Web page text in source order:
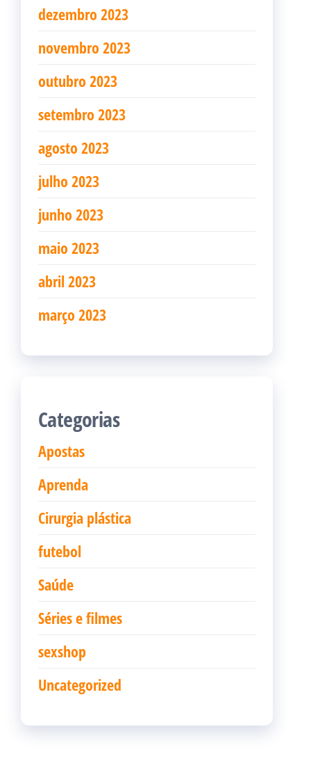
dezembro 2023
novembro 2023
outubro 2023
setembro 2023
agosto 2023
julho 2023
junho 2023
maio 2023
abril 2023
março 2023
Categorias
Apostas
Aprenda
Cirurgia plástica
futebol
Saúde
Séries e filmes
sexshop
Uncategorized